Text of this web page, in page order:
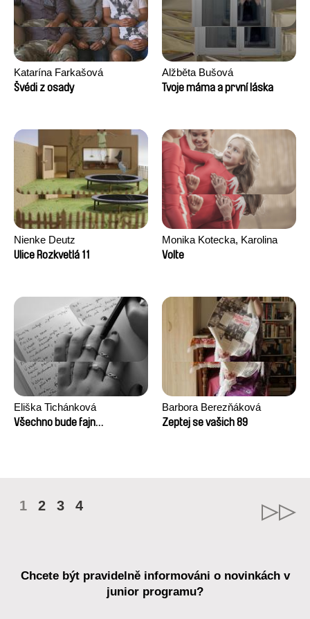
Katarína Farkašová
Švédi z osady
Alžběta Bušová
Tvoje máma a první láska
Nienke Deutz
Ulice Rozkvetlá 11
Monika Kotecka, Karolina
Poryzała
Volte
Eliška Tichánková
Všechno bude fajn…
Barbora Berezňáková
Zeptej se vašich 89
1 2 3 4
Chcete být pravidelně informováni o novinkách v
junior programu?